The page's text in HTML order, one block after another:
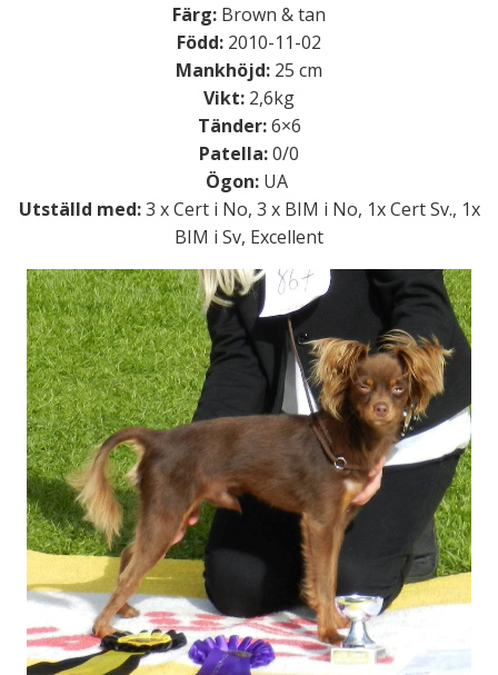
Färg: Brown & tan
Född: 2010-11-02
Mankhöjd: 25 cm
Vikt: 2,6kg
Tänder:6×6
Patella:0/0
Ögon: UA
Utställd med:3 x Cert i No, 3 x BIM i No, 1x Cert Sv., 1x
BIM i Sv, Excellent